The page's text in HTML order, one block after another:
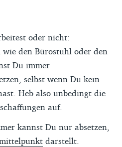
oder nicht:
den Bürostuhl oder den
Du immer
selbst wenn Du kein
Heb also unbedingt die
auf.
kannst Du nur absetzen,
darstellt.